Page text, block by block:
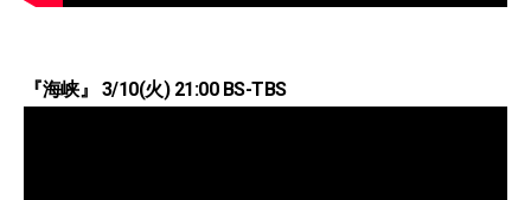
『海峡』 3/10(火) 21:00 BS-TBS